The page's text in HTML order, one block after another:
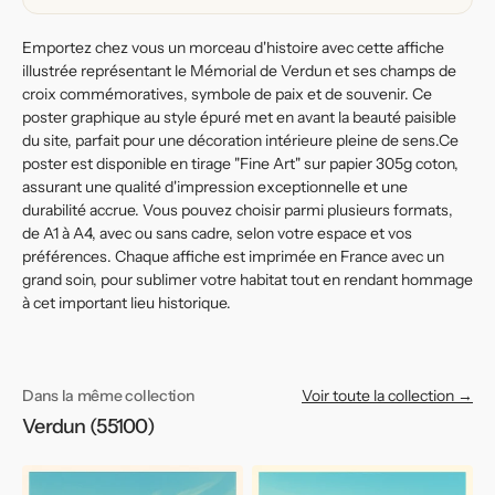
Emportez chez vous un morceau d'histoire avec cette affiche
illustrée représentant le Mémorial de Verdun et ses champs de
croix commémoratives, symbole de paix et de souvenir. Ce
poster graphique au style épuré met en avant la beauté paisible
du site, parfait pour une décoration intérieure pleine de sens.Ce
poster est disponible en tirage "Fine Art" sur papier 305g coton,
assurant une qualité d'impression exceptionnelle et une
durabilité accrue. Vous pouvez choisir parmi plusieurs formats,
de A1 à A4, avec ou sans cadre, selon votre espace et vos
préférences. Chaque affiche est imprimée en France avec un
grand soin, pour sublimer votre habitat tout en rendant hommage
à cet important lieu historique.
Dans la même collection
Verdun (55100)
Voir toute la collection →
Affiche
Affiche